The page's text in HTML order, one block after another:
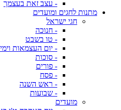
- עצב זאת בעצמך
מתנות לחגים ומועדים
חגי ישראל
- חנוכה
- טו בשבט
- יום העצמאות וימי
- סוכות
- פורים
- פסח
- ראש השנה
- שבועות
מועדים